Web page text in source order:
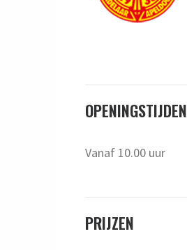
OPENINGSTIJDEN
Vanaf 10.00 uur
PRIJZEN